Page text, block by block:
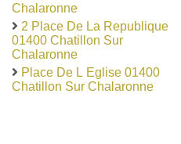
Chalaronne
2 Place De La Republique
01400 Chatillon Sur
Chalaronne
Place De L Eglise 01400
Chatillon Sur Chalaronne